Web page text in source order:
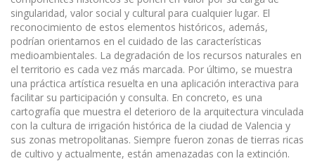
singularidad, valor social y cultural para cualquier lugar. El
reconocimiento de estos elementos históricos, además,
podrían orientarnos en el cuidado de las características
medioambientales. La degradación de los recursos naturales en
el territorio es cada vez más marcada. Por último, se muestra
una práctica artística resuelta en una aplicación interactiva para
facilitar su participación y consulta. En concreto, es una
cartografía que muestra el deterioro de la arquitectura vinculada
con la cultura de irrigación histórica de la ciudad de Valencia y
sus zonas metropolitanas. Siempre fueron zonas de tierras ricas
de cultivo y actualmente, están amenazadas con la extinción.